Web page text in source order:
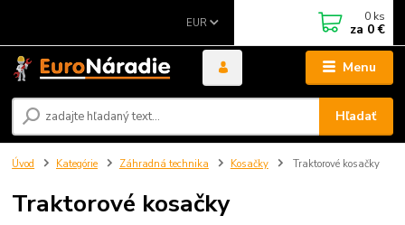
Menu
EUR
Hľadať
0 ks
za 0 €
Úvod Kategórie Záhradná technika Kosačky Traktorové kosačky
Traktorové kosačky